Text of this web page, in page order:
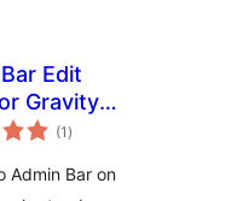
Edit
Gravity
(1 общо
оценки
)
Admin Bar on